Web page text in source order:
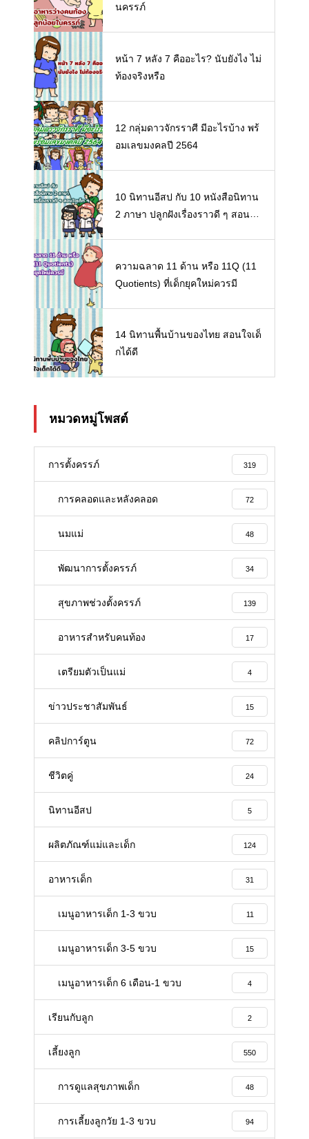
นครรภ์
หน้า 7 หลัง 7 คืออะไร? นับยังไง ไม่
ท้องจริงหรือ
12 กลุ่มดาวจักรราศี มีอะไรบ้าง พร้
อมเลขมงคลปี 2564
10 นิทานอีสป กับ 10 หนังสือนิทาน
2 ภาษา ปลูกฝังเรื่องราวดี ๆ สอนใจ
ความฉลาด 11 ด้าน หรือ 11Q (11
Quotients) ที่เด็กยุคใหม่ควรมี
14 นิทานพื้นบ้านของไทย สอนใจเด็
กได้ดี
หมวดหมู่โพสต์
การตั้งครรภ์ 319
การคลอดและหลังคลอด 72
นมแม่ 48
พัฒนาการตั้งครรภ์ 34
สุขภาพช่วงตั้งครรภ์ 139
อาหารสําหรับคนท้อง 17
เตรียมตัวเป็นแม่ 4
ข่าวประชาสัมพันธ์ 15
คลิปการ์ตูน 72
ชีวิตคู่ 24
นิทานอีสป 5
ผลิตภัณฑ์แม่และเด็ก 124
อาหารเด็ก 31
เมนูอาหารเด็ก 1-3 ขวบ 11
เมนูอาหารเด็ก 3-5 ขวบ 15
เมนูอาหารเด็ก 6 เดือน-1 ขวบ 4
เรียนกับลูก 2
เลี้ยงลูก 550
การดูแลสุขภาพเด็ก 48
การเลี้ยงลูกวัย 1-3 ขวบ 94
Facebook -คุณแม่ลูกอ่อน-